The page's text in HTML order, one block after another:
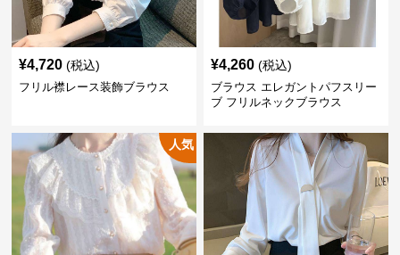
¥4,720 (税込)
フリル襟レース装飾ブラウス
¥4,260 (税込)
ブラウス エレガントパフスリー
ブ フリルネックブラウス
人気